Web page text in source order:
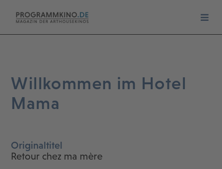
Willkommen im Hotel
Mama
Originaltitel
Retour chez ma mère